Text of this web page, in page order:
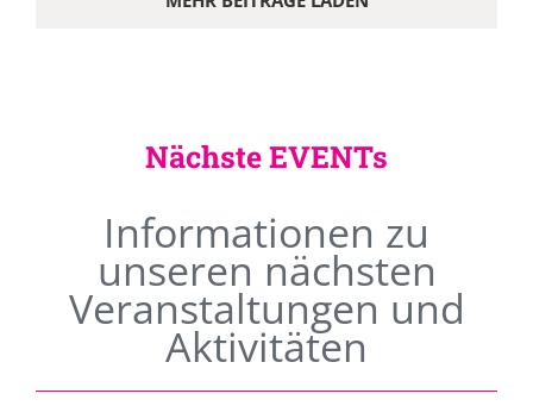
Nächste EVENTs
Informationen zu
unseren nächsten
Veranstaltungen und
Aktivitäten